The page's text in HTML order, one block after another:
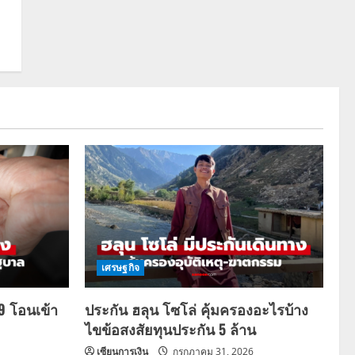
โอนเข้า
เศรษฐกิจ
ประกัน ฮลุน โซโล่ คุ้มครองอะไรบ้าง
ไขข้อสงสัยทุนประกัน 5 ล้าน
เซียนการเงิน กรกฎาคม 31, 2026